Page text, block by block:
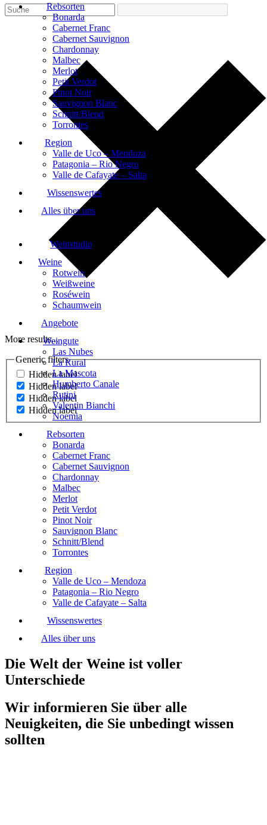
More results...
Generic filters
Hidden label
Hidden label
Hidden label
Hidden label
Rebsorten
Bonarda
Cabernet Franc
Cabernet Sauvignon
Chardonnay
Malbec
Merlot
Petit Verdot
Pinot Noir
Sauvignon Blanc
Schnitt/Blend
Torrontes
Region
Valle de Uco – Mendoza
Patagonia – Rio Negro
Valle de Cafayate – Salta
Wissenswertes
Alles über uns
Weinstudio
Weine
Rotwein
Weißweine
Roséwein
Schaumwein
Angebote
Weingute
Las Nubes
La Rural
La Mascota
Humberto Canale
Rutini
Valentin Bianchi
Noemia
Rebsorten
Bonarda
Cabernet Franc
Cabernet Sauvignon
Chardonnay
Malbec
Merlot
Petit Verdot
Pinot Noir
Sauvignon Blanc
Schnitt/Blend
Torrontes
Region
Valle de Uco – Mendoza
Patagonia – Rio Negro
Valle de Cafayate – Salta
Wissenswertes
Alles über uns
Die Welt der Weine ist voller
Unterschiede
Wir informieren Sie über alle
Neuigkeiten, die Sie unbedingt wissen
sollten